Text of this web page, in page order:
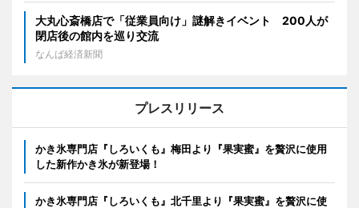
大丸心斎橋店で「従業員向け」謎解きイベント 200人が
閉店後の館内を巡り交流
なんば経済新聞
プレスリリース
かき氷専門店『しろいくも』梅田より『果実蜜』を贅沢に使用
した新作かき氷が新登場！
かき氷専門店『しろいくも』北千里より『果実蜜』を贅沢に使